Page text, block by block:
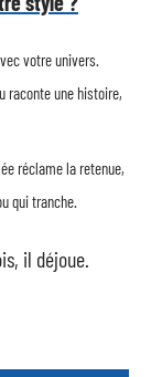
votre univers.
raconte une histoire,
réclame la retenue,
qui tranche.
il déjoue.